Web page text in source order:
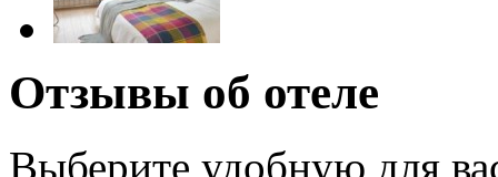
Отзывы об отеле
Выберите удобную для